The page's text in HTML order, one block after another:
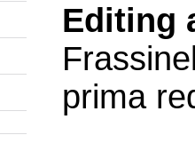
Editing
prima